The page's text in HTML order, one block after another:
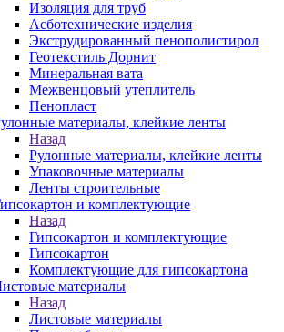
Изоляция для труб
Асботехнические изделия
Экструдированный пенополистирол
Геотекстиль Дорнит
Минеральная вата
Межвенцовый утеплитель
Пенопласт
материалы, клейкие ленты
Назад
Рулонные материалы, клейкие ленты
Упаковочные материалы
Ленты строительные
и комплектующие
Назад
Гипсокартон и комплектующие
Гипсокартон
Комплектующие для гипсокартона
материалы
Назад
Листовые материалы